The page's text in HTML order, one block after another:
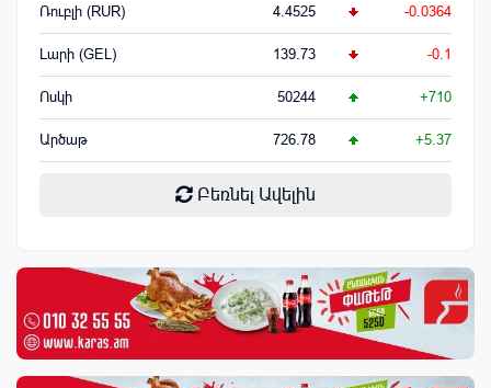
Ռուբլի (RUR) 4.4525 -0.0364
Լարի (GEL) 139.73 -0.1
Ոսկի 50244 +710
Արծաթ 726.78 +5.37
Բեռնել Ավելին